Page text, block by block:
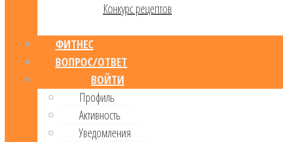
Конкурс рецептов
ФИТНЕС
ВОПРОС/ОТВЕТ
ВОЙТИ
Профиль
Активность
Уведомления